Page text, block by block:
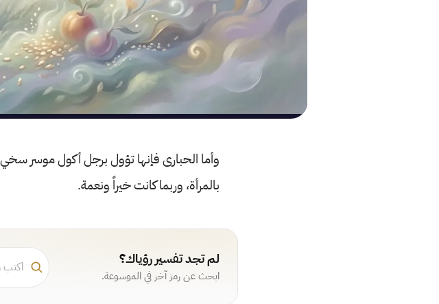
وأما الحبارى فإنها تؤول برجل أكول موسر سخي
بالمرأة، وربما كانت خيراً ونعمة.
لم تجد تفسير رؤياك؟
ابحث عن رمز آخر في الموسوعة.